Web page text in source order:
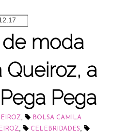
moda
a
Pega
,
BOLSA CAMILA
, CELEBRIDADES,